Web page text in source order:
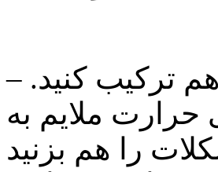
– عسل و شکر را در یک قابلمه کوچک با هم ترکیب کنید.
ملایم به
را هم بزنید